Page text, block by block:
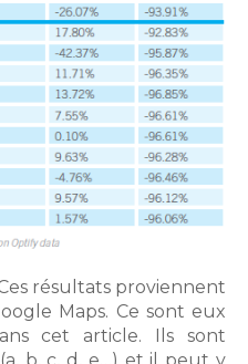
résultats proviennent
Maps. Ce sont eux
cet article. Ils sont